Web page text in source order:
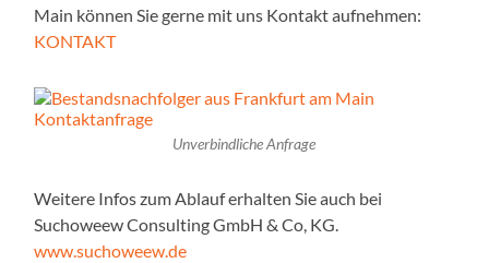
Main können Sie gerne mit uns Kontakt aufnehmen:
KONTAKT
Unverbindliche Anfrage
Weitere Infos zum Ablauf erhalten Sie auch bei
Suchoweew Consulting GmbH & Co, KG.
www.suchoweew.de